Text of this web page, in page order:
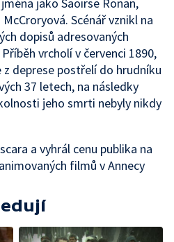
Scénář vznikl na
dopisů adresovaných
vrcholí v červenci 1890,
z deprese postřelí do hrudníku
37 letech, na následky
jeho smrti nebyly nikdy
a vyhrál cenu publika na
filmů v Annecy